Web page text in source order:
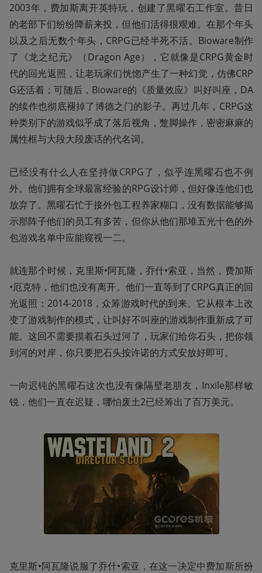
2003年，费加斯离开英特玩，创建了黑曜石工作室。昔日
的老部下们纷纷降薪来投，但他们活得很艰难。在那个年头
以及之后无数个年头，CRPG已经半死不活。Bioware制作
了《龙之纪元》（Dragon Age），它就像是CRPG黄金时
代的回光返照，让老玩家们恍惚产生了一种幻觉，仿佛CRP
G还活着；可随后，Bioware的《质量效应》叫好叫座，DA
的续作也彻底褪掉了博德之门的影子。再过几年，CRPG这
种类别下的游戏似乎成了落后视角，蹩脚操作，密密麻麻的
属性框与大段大段废话的代名词。
已经没有什么人在坚持做CRPG了，似乎连黑曜石也不例
外。他们拥有全球最富经验的RPG设计师，但好像连他们也
放弃了。黑曜石忙于接外包工程养家糊口，没有数据能够揭
示那阵子他们的员工有多苦，但你从他们那堆五光十色的外
包游戏名单中应能窥视一二。
就连那个时候，克里斯•阿瓦隆，乔什•索亚，当然，费加斯
•厄克特，他们也没有离开。他们一直等到了CRPG真正的回
光返照：2014-2018，众筹游戏时代的到来。它从根本上改
变了游戏制作的模式，让叫好不叫座的游戏制作重新成了可
能。这回不需要摸着石头过河了，玩家们给你石头，把你领
到河的对岸，你只要把石头按许诺的方式安放好即可。
一向迟钝的黑曜石这次也没有像隔壁老朋友，Inxile那样敏
锐，他们一直在迟疑，哪怕废土2已经筹出了百万美元。
克里斯•阿瓦隆说服了乔什•索亚，在这一决定中费加斯所扮